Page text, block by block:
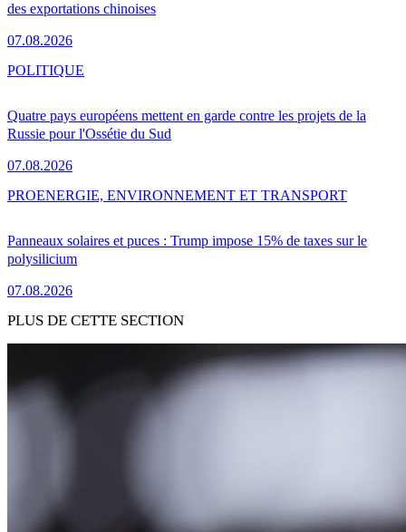
des exportations chinoises
07.08.2026
Quatre pays européens mettent en garde contre les projets de la
Russie pour l'Ossétie du Sud
07.08.2026
POLITIQUE
Panneaux solaires et puces : Trump impose 15% de taxes sur le
polysilicium
07.08.2026
PROENERGIE, ENVIRONNEMENT ET TRANSPORT
PLUS DE CETTE SECTION